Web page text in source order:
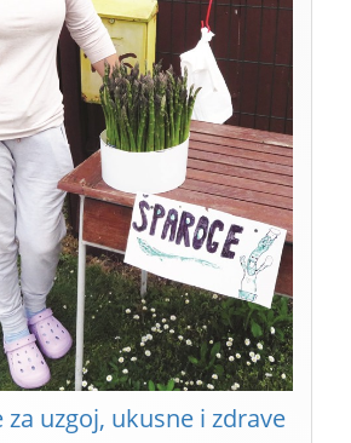
za uzgoj, ukusne i zdrave